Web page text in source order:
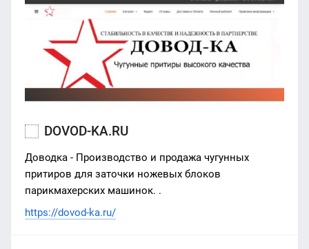
DOVOD-KA.RU
Доводка - Производство и продажа чугунных
притиров для заточки ножевых блоков
парикмахерских машинок. .
https://dovod-ka.ru/